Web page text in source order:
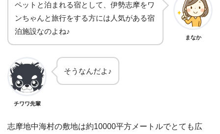
ペットと泊まれる宿として、伊勢志摩をワ
ンちゃんと旅行をする方には人気がある宿
泊施設なのよね♪
まなか
チワワ先輩
そうなんだよ♪
志摩地中海村の敷地は約10000平方メートルでとても広